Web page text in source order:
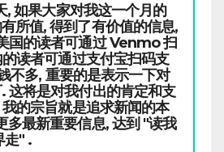
, 如果大家对我这一个月的
所值, 得到了有价值的信息,
国的读者可通过 Venmo 扫
读者可通过支付宝扫码支
不多, 重要的是表示一下对
这将是对我付出的肯定和支
的宗旨就是追求新闻的本
多最新重要信息, 达到 "读我
走" .